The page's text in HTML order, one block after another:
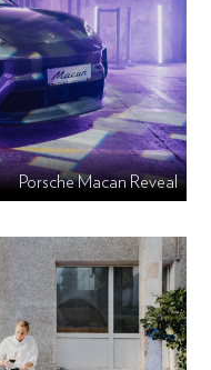
Porsche Macan Reveal